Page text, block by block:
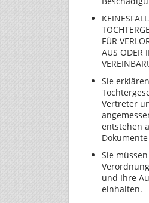
FÜR
AUS ODER
Sie
Vertreter
entstehen
Sie
und Ihre
einhalten.